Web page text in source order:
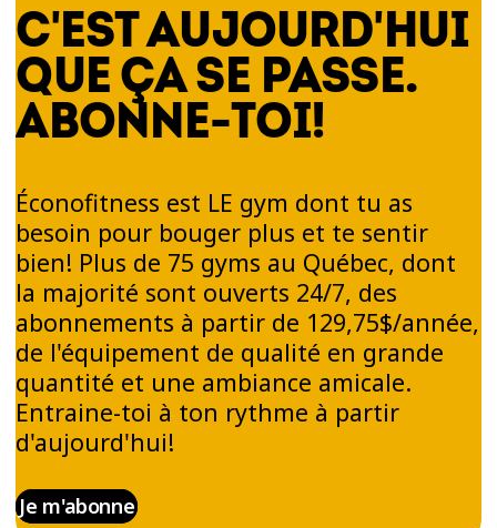
C'EST AUJOURD'HUI
QUE ÇA SE PASSE.
ABONNE-TOI!
Éconofitness est LE gym dont tu as
besoin pour bouger plus et te sentir
bien! Plus de 75 gyms au Québec, dont
la majorité sont ouverts 24/7, des
abonnements à partir de 129,75$/année,
de l'équipement de qualité en grande
quantité et une ambiance amicale.
Entraine-toi à ton rythme à partir
d'aujourd'hui!
Je m'abonne